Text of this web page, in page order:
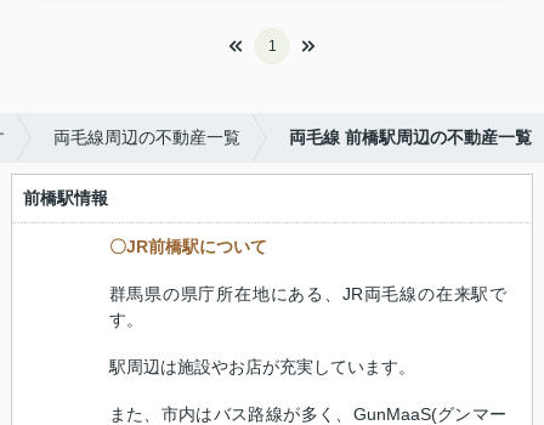
1
両毛線周辺の不動産一覧 両毛線 前橋駅周辺の不動産一覧
前橋駅情報
〇JR前橋駅について
群馬県の県庁所在地にある、 JR両毛線の在来駅で
す。
駅周辺は施設やお店が充実しています。
また、市内はバス路線が多く、 GunMaaS(グンマー